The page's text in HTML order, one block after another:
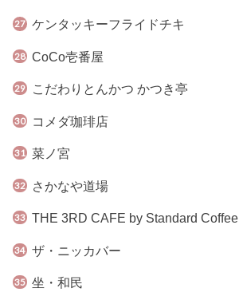
ケンタッキーフライドチキ
CoCo壱番屋
こだわりとんかつ かつき亭
コメダ珈琲店
菜ノ宮
さかなや道場
THE 3RD CAFE by Standard Coffee
ザ・ニッカバー
坐・和民